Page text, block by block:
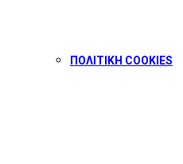
ΠΟΛΙΤΙΚΗ COOKIES